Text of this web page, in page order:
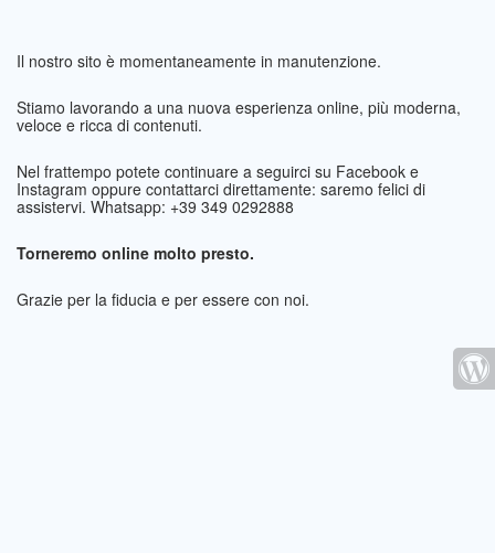
Il nostro sito è momentaneamente in manutenzione.
Stiamo lavorando a una nuova esperienza online, più moderna,
veloce e ricca di contenuti.
Nel frattempo potete continuare a seguirci su Facebook e
Instagram oppure contattarci direttamente: saremo felici di
assistervi. Whatsapp: +39 349 0292888
Torneremo online molto presto.
Grazie per la fiducia e per essere con noi.